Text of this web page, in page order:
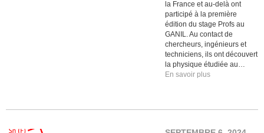
la France et au-delà ont
participé à la première
édition du stage Profs au
GANIL. Au contact de
chercheurs, ingénieurs et
techniciens, ils ont découvert
la physique étudiée au…
En savoir plus